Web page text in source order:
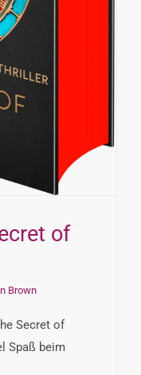
of
Brown
Secret of
Spaß beim